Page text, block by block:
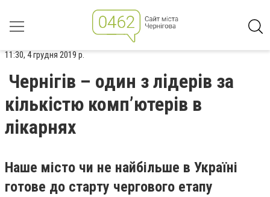
11:30, 4 грудня 2019 р.
Чернігів – один з лідерів за
кількістю комп’ютерів в
лікарнях
Наше місто чи не найбільше в Україні
готове до старту чергового етапу